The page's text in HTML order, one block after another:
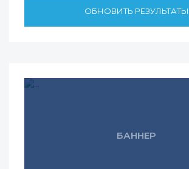
ОБНОВИТЬ РЕЗУЛЬТАТЫ
БАННЕР